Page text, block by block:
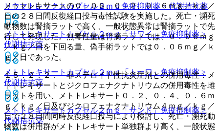
リウマトレックスカプセル２ｍｇ 免疫抑制薬 > 代謝拮抗薬
メトトレキサートカプセル２ｍｇ「サワイ」免疫抑制薬 >
代謝拮抗薬
メトトレキサートカプセル２ｍｇ「トーワ」 免疫抑制薬 >
代謝拮抗薬
メトトレキサートカプセル２ｍｇ「サンド」免疫抑制薬 >
代謝拮抗薬
メトトレキサートの０．０６、０．２、０．６ｍｇ／ｋｇ／
日の２８日間反復経口投与毒性試験を実施した。死亡・瀕死
動物数は腎摘ラットで高く、一般状態異常は腎摘ラットで先
行して発現した。無毒性量は腎摘ラットでは、０．０６ｍｇ
／ｋｇ／日を下回る量、偽手術ラットでは０．０６ｍｇ／ｋ
ｇ／日であった。
１５．２．２． 非ステロイド性抗炎症剤との併用毒性：メ
トトレキサートとジクロフェナクナトリウムの併用毒性を雌
ラットを用い、メトトレキサート０．２、０．４、０．６ｍ
ｇ／ｋｇ／日及びジクロフェナクナトリウム４ｍｇ／ｋｇ／
日で２８日間同時反復経口投与により検討し、死亡・瀕死動
物数は併用群がメトトレキサート単独群より高く、一般状態